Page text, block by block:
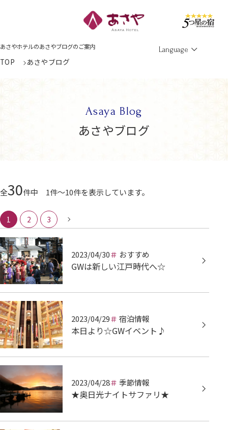
あさやホテルのあさやブログのご案内 Language
TOP あさやブログ
Asaya Blog
あさやブログ
全30件中 1件～10件を表示しています。
1 2 3
2023/04/30 おすすめ
GWは新しい江戸時代へ☆
2023/04/29 宿泊情報
本日より☆GWイベント♪
2023/04/28 季節情報
★奥日光ナイトサファリ★